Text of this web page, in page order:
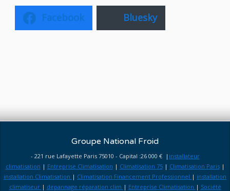
Facebook Bluesky
Groupe National Froid
- 221 rue Lafayette Paris 75010 - Capital :26 000 € | installateur
climatisation | Entreprise Climatisation | Climatisation 75| Climatisation Paris|
installation Climatisation | Climatisation Financement Professionnel | installation
climatiseur | depannage réparation clim | Entreprise Climatisation | Société